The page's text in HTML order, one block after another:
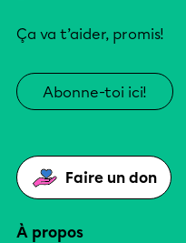
Ça va t’aider, promis!
Abonne-toi ici!
Faire un don
À propos